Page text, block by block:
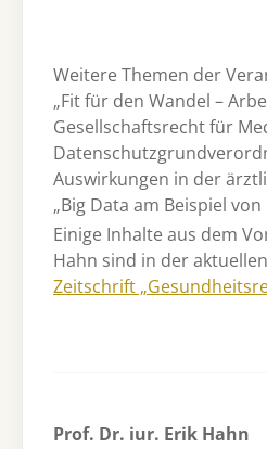
Weitere Themen der
„Fit für den Wandel –
Gesellschaftsrecht für
Auswirkungen in der
„Big Data am Beispiel
Einige Inhalte aus dem
Hahn sind in der
Zeitschrift
Prof. Dr. iur. Erik Hahn